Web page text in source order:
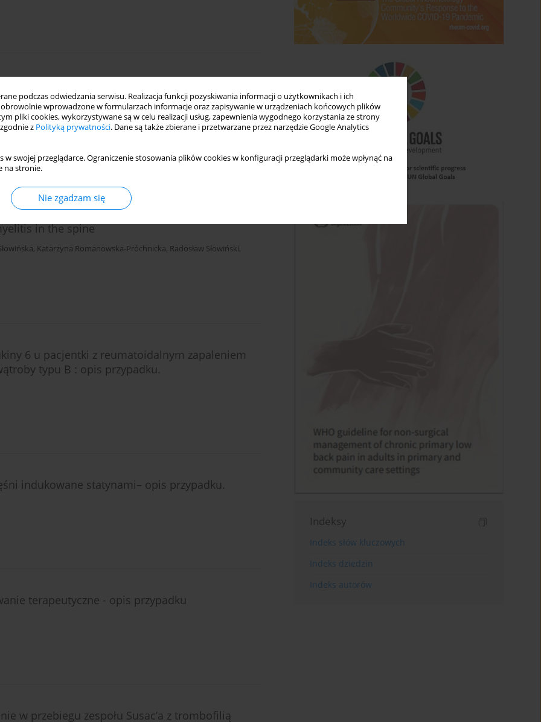
podczas odwiedzania serwisu. Realizacja funkcji pozyskiwania informacji o użytkownikach i ich
wprowadzone w formularzach informacje oraz zapisywanie w urządzeniach końcowych plików
pliki cookies, wykorzystywane są w celu realizacji usług, zapewnienia wygodnego korzystania ze strony
z Polityką prywatności. Dane są także zbierane i przetwarzane przez narzędzie Google Analytics
w swojej przeglądarce. Ograniczenie stosowania plików cookies w konfiguracji przeglądarki może wpłynąć na
na stronie.
Nie zgadzam się
indicators of systemic and local
activating factor and the intensity of salivary
syndrome – a preliminary study.
in the spine
, Katarzyna Romanowska-Próchnicka, Radosław Słowiński,
6 u pacjentki z reumatoidalnym zapaleniem
typu B : opis przypadku.
indukowane statynami– opis przypadku.
terapeutyczne - opis przypadku
w przebiegu zespołu Susac’a z trombofilią
Indeksy
Indeks słów kluczowych
Indeks dziedzin
Indeks autorów